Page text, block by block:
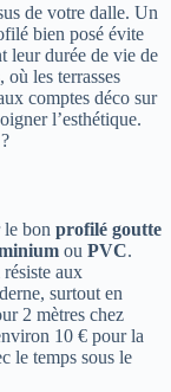
de votre dalle. Un
bien posé évite
leur durée de vie de
où les terrasses
comptes déco sur
l’esthétique.
bon profilé goutte
ou PVC.
aux
surtout en
2 mètres chez
10 € pour la
le temps sous le